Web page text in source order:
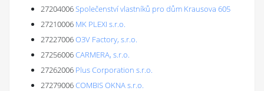
27204006Společenství vlastníků pro dům Krausova 605
27210006 MK PLEXI s.r.o.
27227006O3V Factory, s.r.o.
27256006CARMERA, s.r.o.
27262006 Plus Corporation s.r.o.
27279006COMBIS OKNA s.r.o.